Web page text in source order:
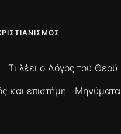
Τι λέει ο Λόγος του Θεού
και επιστήμη
Μηνύματα